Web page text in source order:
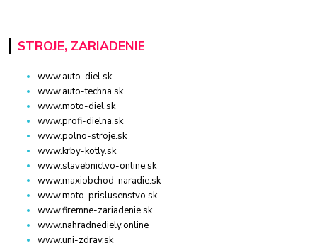
STROJE, ZARIADENIE
www.auto-diel.sk
www.auto-techna.sk
www.moto-diel.sk
www.profi-dielna.sk
www.polno-stroje.sk
www.krby-kotly.sk
www.stavebnictvo-online.sk
www.maxiobchod-naradie.sk
www.moto-prislusenstvo.sk
www.firemne-zariadenie.sk
www.nahradnediely.online
www.uni-zdrav.sk